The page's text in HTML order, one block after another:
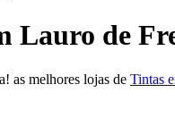
Lauro de
as melhores lojas de Tintas